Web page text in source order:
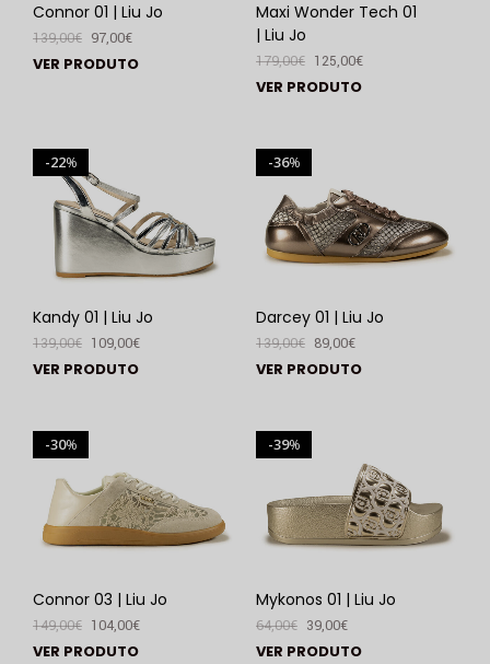
Connor 01 | Liu Jo
139,00€ 97,00€
VER PRODUTO
Maxi Wonder Tech 01
| Liu Jo
179,00€ 125,00€
VER PRODUTO
%
22
Kandy 01 | Liu Jo
139,00€ 109,00€
VER PRODUTO
%
36
Darcey 01 | Liu Jo
139,00€ 89,00€
VER PRODUTO
%
30
Connor 03 | Liu Jo
149,00€ 104,00€
VER PRODUTO
%
39
Mykonos 01 | Liu Jo
64,00€ 39,00€
VER PRODUTO